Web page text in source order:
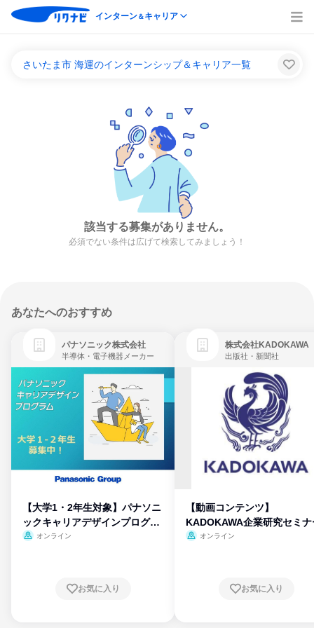
インターン＆キャリア
さいたま市 海運のインターンシップ＆キャリア一覧
該当する募集がありません。
必須でない条件は広げて検索してみましょう！
あなたへのおすすめ
パナソニック株式会社
半導体・電子機器メーカー
【大学1・2年生対象】パナソニ
ックキャリアデザインプログラ
ム
オンライン
お気に入り
株式会社KADOKAWA
出版社・新聞社
【動画コンテンツ】
KADOKAWA企業研究セミナ
オンライン
お気に入り